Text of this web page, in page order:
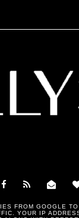
FROM GOOGLE
YOUR IP